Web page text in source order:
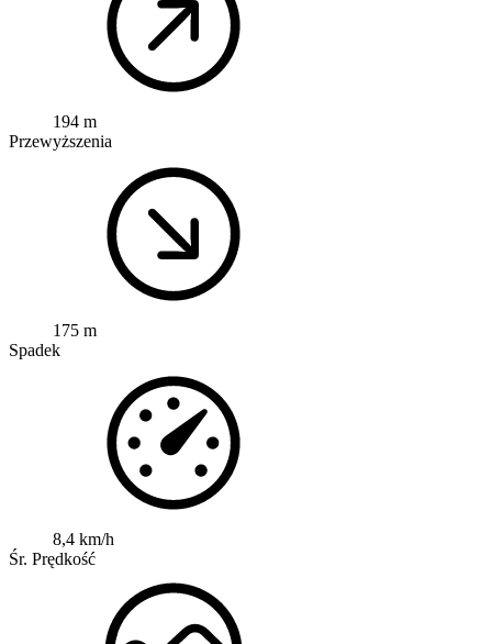
194 m
Przewyższenia
175 m
Spadek
8,4 km/h
Śr. Prędkość